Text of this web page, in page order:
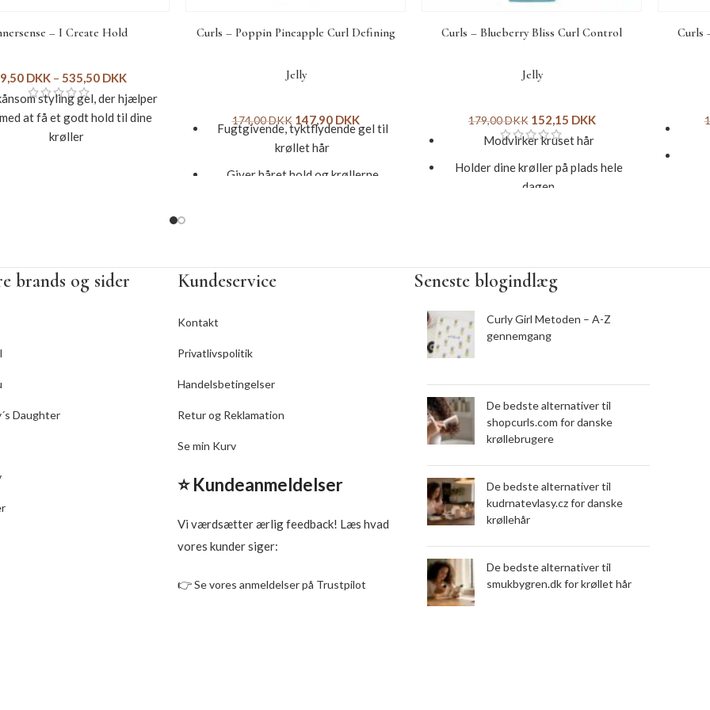
– I Create Hold
DKK – 535,50 DKK
styling gel, der hjælper
at få et godt hold til dine
krøller
til medium og tykt hår
deres travel størrelser fra
sæt med flasker, andre gange
Curls – Poppin Pineapple Curl Defining
Jelly
174,00DKK 147,90 DKK
Fugtgivende, tyktflydende gel til
krøllet hår
Giver håret hold og krøllerne
Indeholder bl.a. ananas, mango og
vitamin A, B1, B6 og C
Curls – Blueberry Bliss Curl Control
Jelly
179,00DKK 152,15 DKK
Modvirker kruset hår
Holder dine krøller på plads hele
dagen
Indeholder organisk blåbærekstrakt,
Størrelse: 236 ml
Curls
brands og sider
Daughter
Kundeservice
Kontakt
Privatlivspolitik
Handelsbetingelser
Retur og Reklamation
Se min Kurv
⭐ Kundeanmeldelser
Vi værdsætter ærlig feedback! Læs hvad
vores kunder siger:
👉Se vores anmeldelser på Trustpilot
Seneste blogindlæg
Curly Girl Metoden – A-Z
gennemgang
De bedste alternativer til
shopcurls.com for danske
krøllebrugere
De bedste alternativer til
kudrnatevlasy.cz for danske
krøllehår
De bedste alternativer til
smukbygren.dk for krøllet hår